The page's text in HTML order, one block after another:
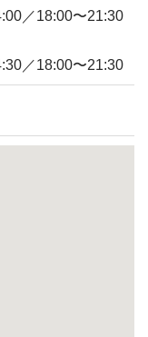
／18:00〜21:30
／18:00〜21:30